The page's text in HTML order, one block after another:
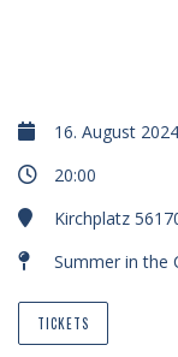
16. August 2024
20:00
Kirchplatz
Summer in the
TICKETS